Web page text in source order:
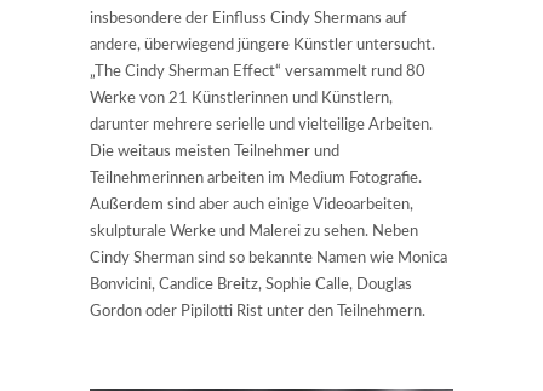
insbesondere der Einfluss Cindy Shermans auf
andere, überwiegend jüngere Künstler untersucht.
„The Cindy Sherman Effect“ versammelt rund 80
Werke von 21 Künstlerinnen und Künstlern,
darunter mehrere serielle und vielteilige Arbeiten.
Die weitaus meisten Teilnehmer und
Teilnehmerinnen arbeiten im Medium Fotografie.
Außerdem sind aber auch einige Videoarbeiten,
skulpturale Werke und Malerei zu sehen. Neben
Cindy Sherman sind so bekannte Namen wie Monica
Bonvicini, Candice Breitz, Sophie Calle, Douglas
Gordon oder Pipilotti Rist unter den Teilnehmern.